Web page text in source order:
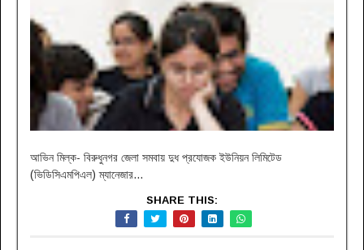
আভিন মিল্ক- বিরুধুনগর জেলা সমবায় দুধ প্রযোজক ইউনিয়ন লিমিটেড
(ভিডিসিএমপিএল) ম্যানেজার...
SHARE THIS: